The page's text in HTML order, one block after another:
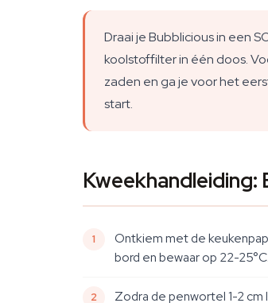
Draai je Bubblicious in een
koolstoffilter in één doos.
zaden en ga je voor het
start.
Ontkiem met de
bord en bewaar op 22-
Zodra de penwortel 1-2